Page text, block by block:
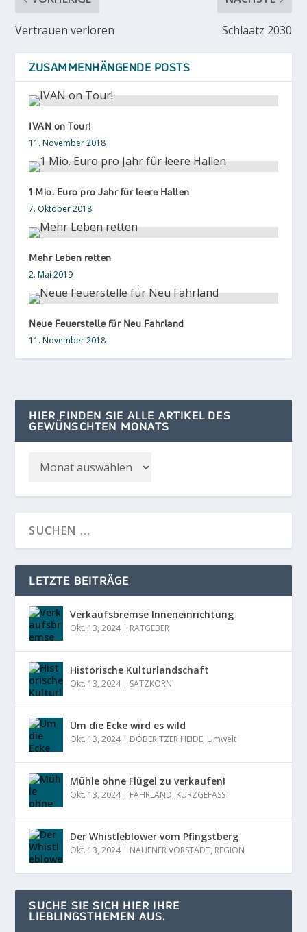
Vertrauen verloren Schlaatz 2030
ZUSAMMENHÄNGENDE POSTS
IVAN on Tour!
11. November 2018
1 Mio. Euro pro Jahr für leere Hallen
7. Oktober 2018
Mehr Leben retten
2. Mai 2019
Neue Feuerstelle für Neu Fahrland
11. November 2018
HIER FINDEN SIE ALLE ARTIKEL DES
GEWÜNSCHTEN MONATS
LETZTE BEITRÄGE
Verkaufsbremse Inneneinrichtung
Okt. 13, 2024| RATGEBER
Historische Kulturlandschaft
Okt. 13, 2024| SATZKORN
Um die Ecke wird es wild
Okt. 13, 2024| DÖBERITZER HEIDE, Umwelt
Mühle ohne Flügel zu verkaufen!
Okt. 13, 2024| FAHRLAND, KURZGEFASST
Der Whistleblower vom Pfingstberg
Okt. 13, 2024| NAUENER VORSTADT, REGION
SUCHE SIE SICH HIER IHRE
LIEBLINGSTHEMEN AUS.